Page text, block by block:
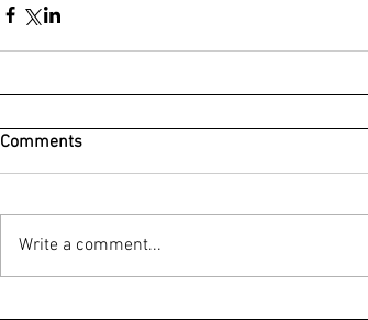
Comments
Write a comment...